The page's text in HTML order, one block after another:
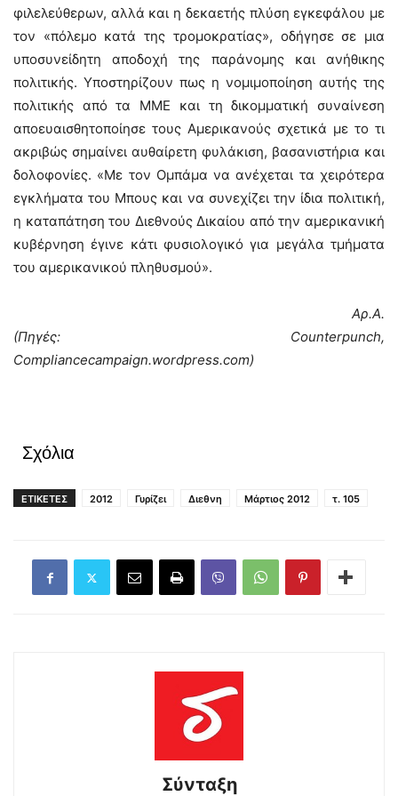
φιλελεύθερων, αλλά και η δεκαετής πλύση εγκεφάλου με
τον «πόλεμο κατά της τρομοκρατίας», οδήγησε σε μια
υποσυνείδητη αποδοχή της παράνομης και ανήθικης
πολιτικής. Υποστηρίζουν πως η νομιμοποίηση αυτής της
πολιτικής από τα ΜΜΕ και τη δικομματική συναίνεση
αποευαισθητοποίησε τους Αμερικανούς σχετικά με το τι
ακριβώς σημαίνει αυθαίρετη φυλάκιση, βασανιστήρια και
δολοφονίες. «Με τον Ομπάμα να ανέχεται τα χειρότερα
εγκλήματα του Μπους και να συνεχίζει την ίδια πολιτική,
η καταπάτηση του Διεθνούς Δικαίου από την αμερικανική
κυβέρνηση έγινε κάτι φυσιολογικό για μεγάλα τμήματα
του αμερικανικού πληθυσμού».
Αρ.Α.
(Πηγές: Counterpunch,
Compliancecampaign.wordpress.com)
Σχόλια
ΕΤΙΚΕΤΕΣ 2012 Γυρίζει Διεθνη Μάρτιος 2012 τ. 105
Σύνταξη